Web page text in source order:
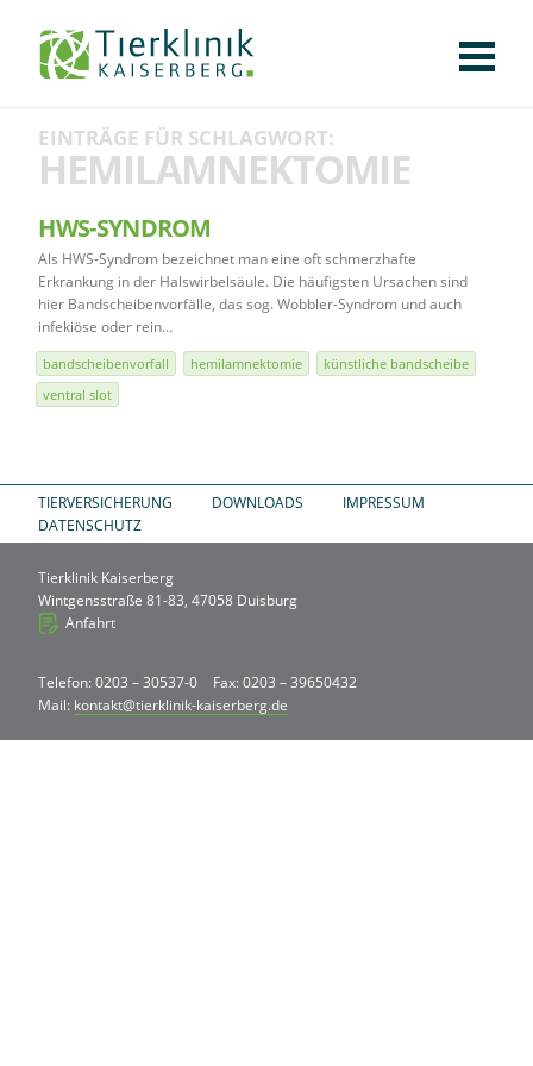
KLINIK
CHIRURGIE
AUGENHEILKUNDE
KARDIOLOGIE
BILDGEBUNG
INNERE MEDIZIN
WEITERE
AKTUELLES
LEXIKON
KONTAKT
Tierklinik
Kaiserberg
EINTRÄGE FÜR SCHLAGWORT:
HEMILAMNEKTOMIE
HWS-SYNDROM
Als HWS-Syndrom bezeichnet man eine oft schmerzhafte
Erkrankung in der Halswirbelsäule. Die häufigsten Ursachen sind
hier Bandscheibenvorfälle, das sog. Wobbler-Syndrom und auch
infekiöse oder rein…
bandscheibenvorfall hemilamnektomie
künstliche bandscheibe
ventral slot
TIERVERSICHERUNG DOWNLOADS
IMPRESSUM
DATENSCHUTZ
Tierklinik Kaiserberg
Wintgensstraße 81-83, 47058 Duisburg
Anfahrt
Telefon: 0203 – 30537-0
Fax: 0203 – 39650432
Mail: kontakt@tierklinik-kaiserberg.de